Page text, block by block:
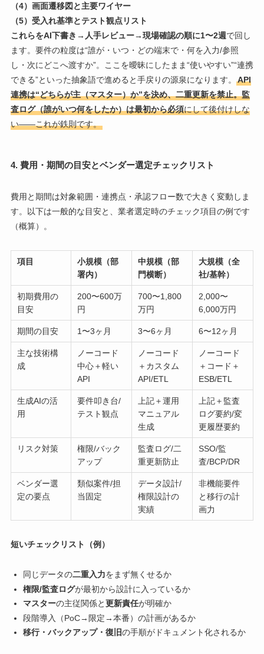
（4）画面遷移図と主要ワイヤー
（5）受入れ基準とテスト観点リスト
これらをAI下書き→人手レビュー→現場確認の順に1〜2週で回し
ます。要件の粒度は“誰が・いつ・どの端末で・何を入力/参照
し・次にどこへ渡すか”。ここを曖昧にしたまま“使いやすい”“連携
できる”といった抽象語で進めると手戻りの源泉になります。
API
連携は“どちらが主（マスター）か”を決め、二重更新を禁止。監
査ログ（誰がいつ何をしたか）は最初から必須にして後付けしな
い――これが鉄則です。
4. 費用・期間の目安とベンダー選定チェックリスト
費用と期間は対象範囲・連携点・承認フロー数で大きく変動しま
す。以下は一般的な目安と、業者選定時のチェック項目の例です
（概算）。
項目
小規模（部
署内）
中規模（部
門横断）
大規模（全
社/基幹）
初期費用の
目安
200〜600万
円
700〜1,800
万円
2,000〜
6,000万円
期間の目安 1〜3ヶ月 3〜6ヶ月 6〜12ヶ月
主な技術構
成
ノーコード
中心＋軽い
API
ノーコード
＋カスタム
API/ETL
ノーコード
＋コード＋
ESB/ETL
生成AIの活
用
要件叩き台/
テスト観点
上記＋運用
マニュアル
生成
上記＋監査
ログ要約/変
更履歴要約
リスク対策
権限/バック
アップ
監査ログ/二
重更新防止
SSO/監
査/BCP/DR
ベンダー選
定の要点
類似案件/担
当固定
データ設計/
権限設計の
実績
非機能要件
と移行の計
画力
短いチェックリスト（例）
同じデータの二重入力をまず無くせるか
権限/監査ログが最初から設計に入っているか
マスターの主従関係と更新責任が明確か
段階導入（PoC→限定→本番）の計画があるか
移行・バックアップ・復旧の手順がドキュメント化されるか